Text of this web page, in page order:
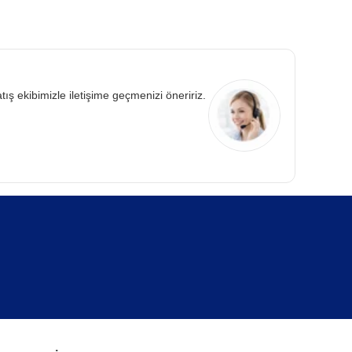
ekibimizle iletişime geçmenizi öneririz.